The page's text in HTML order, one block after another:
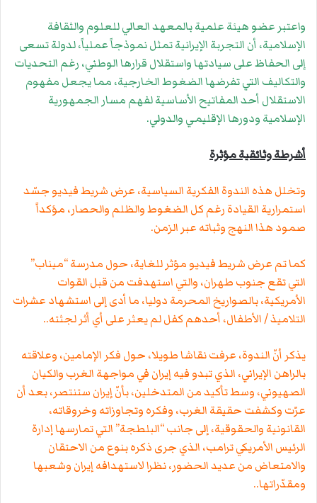
واعتبر عضو هيئة علمية بالمعهد العالي للعلوم والثقافة
الإسلامية، أن التجربة الإيرانية تمثل نموذجاً عملياً، لدولة تسعى
إلى الحفاظ على سيادتها واستقلال قرارها الوطني، رغم التحديات
والتكاليف التي تفرضها الضغوط الخارجية، مما يجعل مفهوم
الاستقلال أحد المفاتيح الأساسية لفهم مسار الجمهورية
الإسلامية ودورها الإقليمي والدولي.
أشرطة وثائقية مؤثرة
وتخلل هذه الندوة الفكرية السياسية، عرض شريط فيديو جسّد
استمرارية القيادة رغم كل الضغوط والظلم والحصار، مؤكداً
صمود هذا النهج وثباته عبر الزمن.
كما تم عرض شريط فيديو مؤثر للغاية، حول مدرسة “ميناب”
التي تقع جنوب طهران، والتي استهدفت من قبل القوات
الأمريكية، بالصواريخ المحرمة دوليا، ما أدى إلى استشهاد عشرات
التلاميذ / الأطفال، أحدهم كفل لم يعثر على أي أثر لجثته..
يذكر أنّ الندوة، عرفت نقاشا طويلا، حول فكر الإمامين، وعلاقته
بالراهن الإيراني، الذي تبدو فيه إيران في مواجهة الغرب والكيان
الصهيوني، وسط تأكيد من المتدخلين، بأنّ إيران ستنتصر، بعد أن
عرّت وكشفت حقيقة الغرب، وفكره وتجاوزاته وخروقاته،
القانونية والحقوقية، إلى جانب “البلطجة” التي تمارسها إدارة
الرئيس الأمريكي ترامب، الذي جرى ذكره بنوع من الاحتقان
والامتعاض من عديد الحضور، نظرا لاستهدافه إيران وشعبها
ومقدّراتها..